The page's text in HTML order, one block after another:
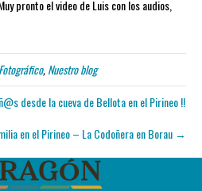
pronto el video de Luis con los audios,
,Nuestro blog
desde la cueva de Bellota en el Pirineo !!
en el Pirineo – La Codoñera en Borau →